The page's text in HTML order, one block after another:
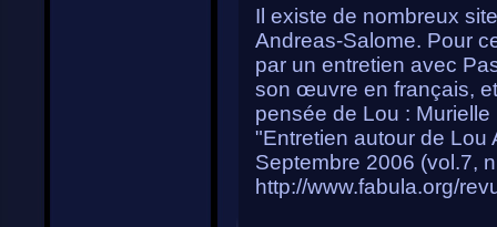
Il existe de nombreux
Andreas-Salome. Pour
par un entretien avec
son œuvre en français,
pensée de Lou :
"Entretien autour de
Septembre 2006 (vol.7,
http://www.fabula.org/